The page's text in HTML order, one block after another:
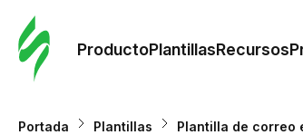
ProductoPlantillasRecursos
Portada Plantillas Plantilla de correo